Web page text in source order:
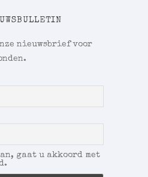
nieuwsbrief voor
gaat u akkoord met